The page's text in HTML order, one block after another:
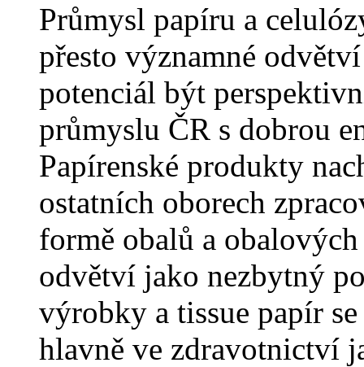
Průmysl papíru a
přesto významné
potenciál být
průmyslu ČR s dobrou
Papírenské produkty
ostatních oborech
formě obalů a
odvětví jako nezbytný
výrobky a tissue papír
hlavně ve zdravotnictví